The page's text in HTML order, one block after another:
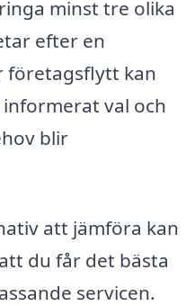
minst tre olika
efter en
företagsflytt kan
val och
blir
att jämföra kan
du får det bästa
servicen.